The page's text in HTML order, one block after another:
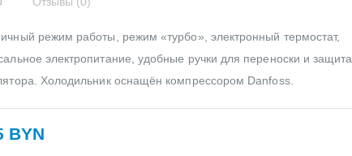
режим работы, режим «турбо», электронный термостат,
электропитание, удобные ручки для переноски и защита
Холодильник оснащён компрессором Danfoss.
BYN